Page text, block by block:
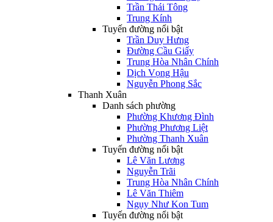
Trần Thái Tông
Trung Kính
Tuyến đường nổi bật
Trần Duy Hưng
Đường Cầu Giấy
Trung Hòa Nhân Chính
Dịch Vọng Hậu
Nguyễn Phong Sắc
Thanh Xuân
Danh sách phường
Phường Khương Đình
Phường Phương Liệt
Phường Thanh Xuân
Tuyến đường nổi bật
Lê Văn Lương
Nguyễn Trãi
Trung Hòa Nhân Chính
Lê Văn Thiêm
Ngụy Như Kon Tum
Tuyến đường nổi bật